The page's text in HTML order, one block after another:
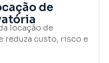
de
locação de
reduza custo, risco e